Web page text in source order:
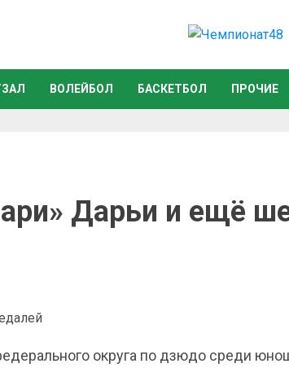
ВОЛЕЙБОЛ БАСКЕТБОЛ ПРОЧИЕ
Дарьи и ещё
округа по дзюдо среди